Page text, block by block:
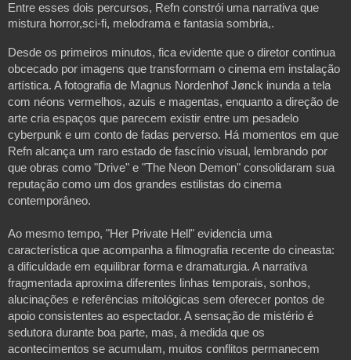
Entre esses dois percursos, Refn constrói uma narrativa que
mistura horror,sci-fi, melodrama e fantasia sombria,.
Desde os primeiros minutos, fica evidente que o diretor continua
obcecado por imagens que transformam o cinema em instalação
artística. A fotografia de Magnus Nordenhof Jønck inunda a tela
com néons vermelhos, azuis e magentas, enquanto a direção de
arte cria espaços que parecem existir entre um pesadelo
cyberpunk e um conto de fadas perverso. Há momentos em que
Refn alcança um raro estado de fascínio visual, lembrando por
que obras como "Drive" e "The Neon Demon" consolidaram sua
reputação como um dos grandes estilistas do cinema
contemporâneo.
Ao mesmo tempo, "Her Private Hell" evidencia uma
característica que acompanha a filmografia recente do cineasta:
a dificuldade em equilibrar forma e dramaturgia. A narrativa
fragmentada aproxima diferentes linhas temporais, sonhos,
alucinações e referências mitológicas sem oferecer pontos de
apoio consistentes ao espectador. A sensação de mistério é
sedutora durante boa parte, mas, à medida que os
acontecimentos se acumulam, muitos conflitos permanecem